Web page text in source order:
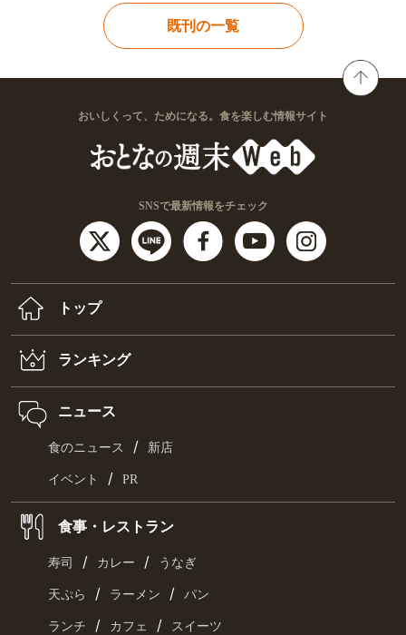
既刊の一覧
おいしくって、ためになる。食を楽しむ情報サイト
SNSで最新情報をチェック
トップ
ランキング
ニュース
食のニュース / 新店
イベント / PR
食事・レストラン
寿司 / カレー / うなぎ
天ぷら / ラーメン / パン
ランチ / カフェ / スイーツ